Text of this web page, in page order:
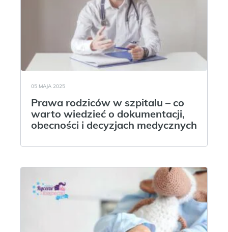
05 MAJA 2025
Prawa rodziców w szpitalu – co
warto wiedzieć o dokumentacji,
obecności i decyzjach medycznych